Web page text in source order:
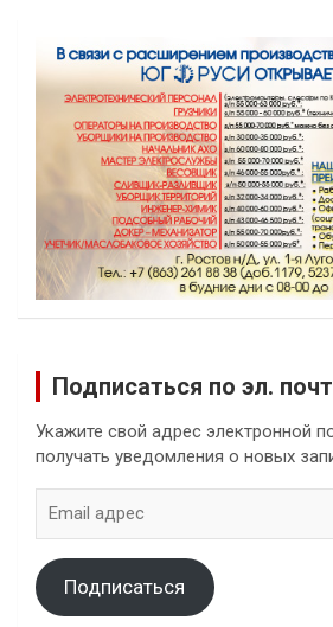
Подписаться по эл.
Укажите свой адрес электронной
получать уведомления о новых
адрес
Подписаться